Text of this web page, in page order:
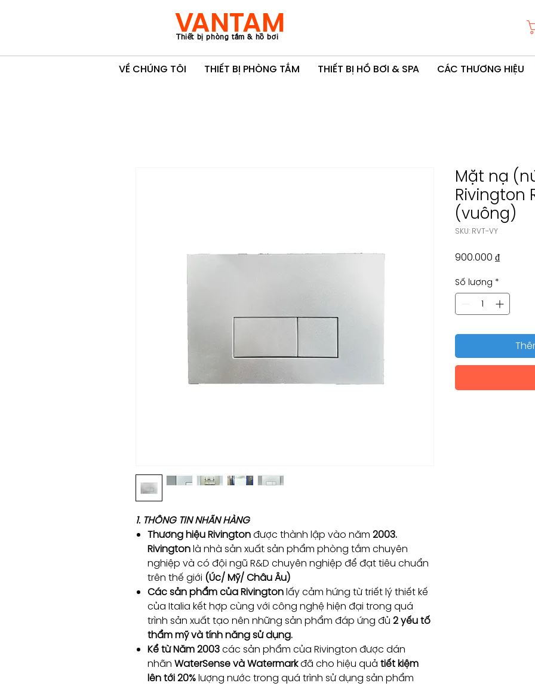
VANTAM
Thiết bị phòng tắm & hồ bơi
VỀ CHÚNG TÔI THIẾT BỊ PHÒNG TẮM THIẾT BỊ HỒ BƠI & SPA CÁC THƯƠNG HIỆU
1. THÔNG TIN NHÃN HÀNG
Thương hiệu Rivingtonđược thành lập vào năm 2003.
Rivingtonlà nhà sản xuất sản phẩm phòng tắm chuyên
nghiệp và có đội ngũ R&D chuyên nghiệp để đạt tiêu chuẩn
trên thế giới (Úc/ Mỹ/ Châu Âu)
Các sản phẩm của Rivingtonlấy cảm hứng từ triết lý thiết kế
của Italia kết hợp cùng với công nghệ hiện đại trong quá
trình sản xuất tạo nên những sản phẩm đáp ứng đủ 2 yếu tố
thẩm mỹ và tính năng sử dụng.
Kể từ Năm 2003các sản phẩm của Rivington được dán
nhãn WaterSense và Watermarkđã cho hiệu quả tiết kiệm
lên tới 20%lượng nước trong quá trình sử dụng sản phẩm
Mặt nạ
Rivington
(vuông)
SKU: RVT-VY
900.000 ₫Giá
Số lượng *